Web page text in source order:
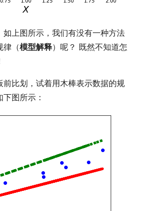
如上图所示，我们有没有一种方法
律（模型解释）呢？ 既然不知道怎
前比划，试着用木棒表示数据的规
图所示：